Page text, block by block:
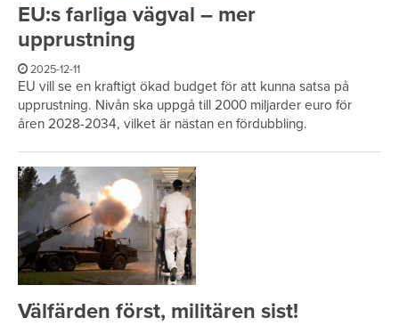
EU:s farliga vägval – mer
upprustning
2025-12-11
EU vill se en kraftigt ökad budget för att kunna satsa på
upprustning. Nivån ska uppgå till 2000 miljarder euro för
åren 2028-2034, vilket är nästan en fördubbling.
Välfärden först, militären sist!